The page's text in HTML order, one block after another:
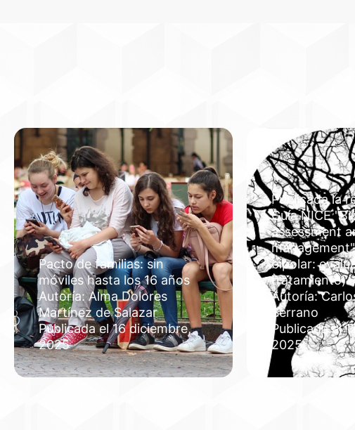
Pacto de familias: sin
móviles hasta los 16 años
Autoría: Alma Dolores
Martínez de Salazar
Publicada el 16 diciembre,
2025
Publicada la
Guía NICE
assessment
bipolar:
tratamiento)
Autoría:
Serrano
Publicada el
2025